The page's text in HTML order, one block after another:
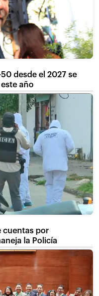
desde el 2027 se
año
cuentas por
la Policía